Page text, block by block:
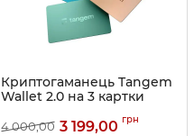
Криптогаманець Tangem
Wallet 2.0 на 3 картки
Артикул: TG128X3-TP
4 000,00 3 199,00 грн